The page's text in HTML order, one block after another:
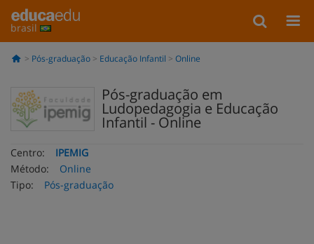
brasil
Pós-graduação Educação Infantil Online
Pós-graduação em
Ludopedagogia e Educação
Infantil - Online
Centro:
IPEMIG
Método:
Online
Tipo:
Pós-graduação